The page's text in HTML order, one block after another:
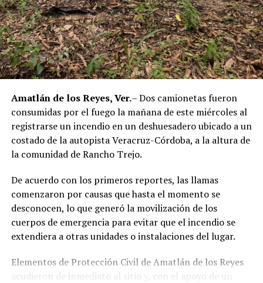
El caso evidenció presuntas irregularidades dentro de la
corporación policiaca y motivó la intervención de
autoridades estatales y federales, en un contexto de
reforzamiento de las investigaciones contra servidores
públicos relacionados con actividades ilícitas en la
La sentencia representa uno de los primeros fallos
derivados de aquel operativo y confirma la
responsabilidad penal de los exuniformados por delitos
relacionados con la posesión de droga y el
públicos.
Amatlán de los Reyes, Ver.– Dos camionetas fueron
consumidas por el fuego la mañana de este miércoles al
registrarse un incendio en un deshuesadero ubicado a un
costado de la autopista Veracruz-Córdoba, a la altura de
la comunidad de Rancho Trejo.
De acuerdo con los primeros reportes, las llamas
comenzaron por causas que hasta el momento se
desconocen, lo que generó la movilización de los
cuerpos de emergencia para evitar que el incendio se
extendiera a otras unidades o instalaciones del lugar.
Elementos de Protección Civil de Amatlán de los Reyes
acudieron de inmediato al sitio y, con el apoyo de un